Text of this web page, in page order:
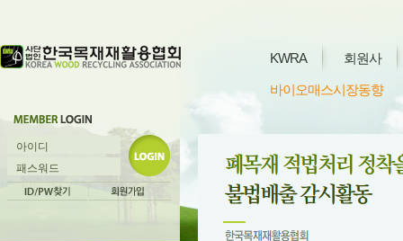
KWRA 회원사
바이오매스시장동향